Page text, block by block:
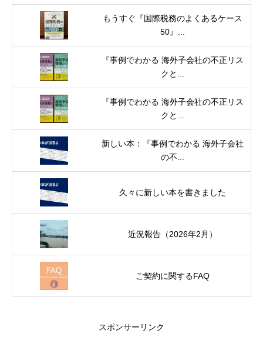
もうすぐ『国際税務のよくあるケース
50』...
『事例でわかる 海外子会社の不正リス
クと...
『事例でわかる 海外子会社の不正リス
クと...
新しい本：『事例でわかる 海外子会社
の不...
久々に新しい本を書きました
近況報告（2026年2月）
ご契約に関するFAQ
スポンサーリンク